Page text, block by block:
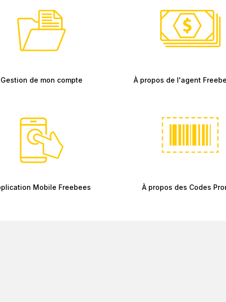
Gestion de mon compte À propos de l'agent
Mobile Freebees À propos des Codes